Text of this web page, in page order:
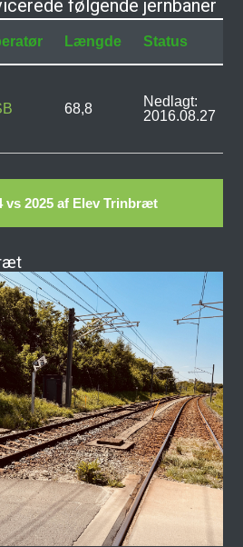
følgende jernbaner
Længde Status
68,8
Nedlagt:
2016.08.27
2025 af Elev Trinbræt